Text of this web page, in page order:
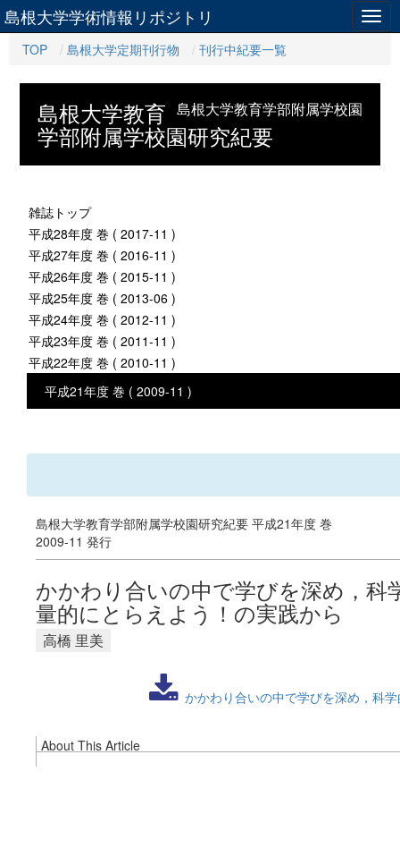
島根大学学術情報リポジトリ
TOP 島根大学定期刊行物 刊行中紀要一覧
島根大学教育学部附属学校園
島根大学教育
学部附属学校園研究紀要
雑誌トップ
平成28年度 巻 ( 2017-11 )
平成27年度 巻 ( 2016-11 )
平成26年度 巻 ( 2015-11 )
平成25年度 巻 ( 2013-06 )
平成24年度 巻 ( 2012-11 )
平成23年度 巻 ( 2011-11 )
平成22年度 巻 ( 2010-11 )
平成21年度 巻 ( 2009-11 )
島根大学教育学部附属学校園研究紀要 平成21年度 巻
2009-11 発行
かかわり合いの中で学びを深め，
量的にとらえよう！の実践から
高橋 里美
かかわり合いの中で学びを深め，科
About This Article